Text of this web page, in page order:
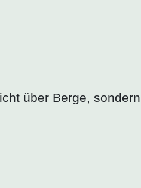
über Berge,